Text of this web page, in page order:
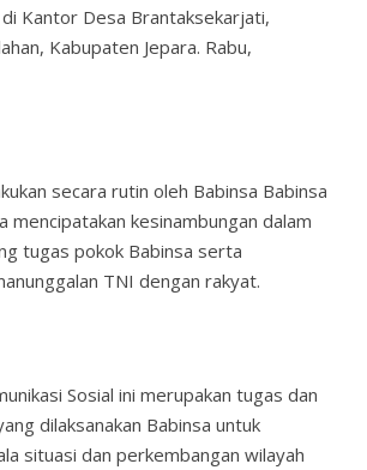
Kantor Desa Brantaksekarjati,
Kabupaten Jepara. Rabu,
secara rutin oleh Babinsa Babinsa
mencipatakan kesinambungan dalam
tugas pokok Babinsa serta
TNI dengan rakyat.
Sosial ini merupakan tugas dan
dilaksanakan Babinsa untuk
situasi dan perkembangan wilayah